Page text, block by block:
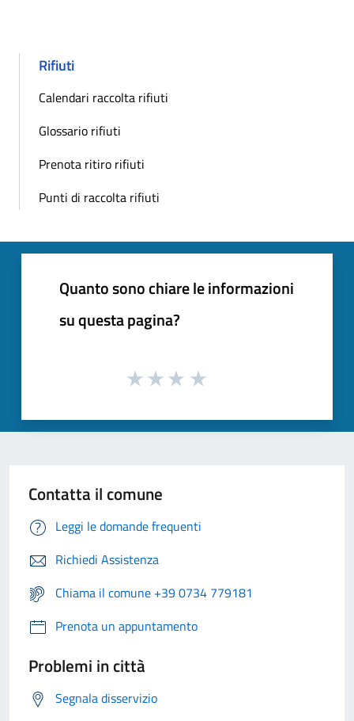
Rifiuti
Calendari raccolta rifiuti
Glossario rifiuti
Prenota ritiro rifiuti
Punti di raccolta rifiuti
Quanto sono chiare le informazioni
su questa pagina?
Contatta il comune
Leggi le domande frequenti
Richiedi Assistenza
Chiama il comune +39 0734 779181
Prenota un appuntamento
Problemi in città
Segnala disservizio